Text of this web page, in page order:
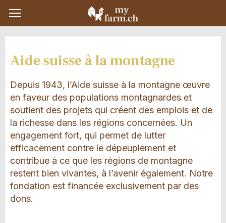
Aide suisse à la montagne
Depuis 1943, l’Aide suisse à la montagne œuvre
en faveur des populations montagnardes et
soutient des projets qui créent des emplois et de
la richesse dans les régions concernées. Un
engagement fort, qui permet de lutter
efficacement contre le dépeuplement et
contribue à ce que les régions de montagne
restent bien vivantes, à l’avenir également. Notre
fondation est financée exclusivement par des
dons.